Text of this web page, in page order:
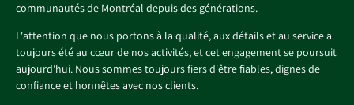
communautés de Montréal depuis des générations.
L'attention que nous portons à la qualité, aux détails et au service a
toujours été au cœur de nos activités, et cet engagement se poursuit
aujourd'hui. Nous sommes toujours fiers d'être fiables, dignes de
confiance et honnêtes avec nos clients.